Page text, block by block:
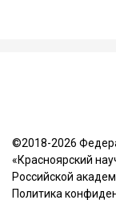
©2018-2026
«Красноярский
Российской
Политика